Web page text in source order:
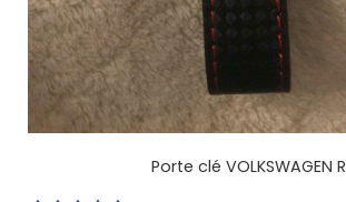
Porte clé VOLKSWAGEN R